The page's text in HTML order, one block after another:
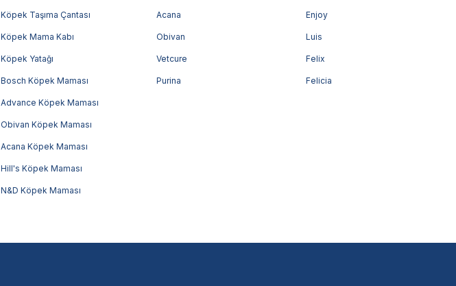
Köpek Taşıma Çantası
Köpek Mama Kabı
Köpek Yatağı
Bosch Köpek Maması
Advance Köpek Maması
Obivan Köpek Maması
Acana Köpek Maması
Hill's Köpek Maması
N&D Köpek Maması
Acana Enjoy
Obivan Luis
Vetcure Felix
Purina Felicia